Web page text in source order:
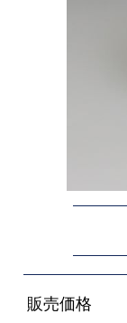
販売価格